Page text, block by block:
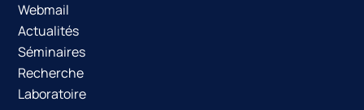
Webmail
Actualités
Séminaires
Recherche
Laboratoire